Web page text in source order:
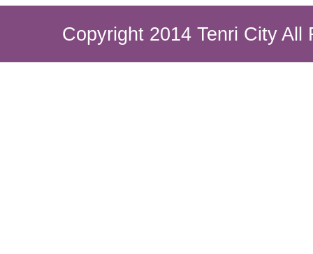
Copyright 2014 Tenri City All